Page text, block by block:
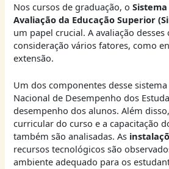
Nos cursos de graduação, o
Avaliação da Educação Superior
um papel crucial. A avaliação desses
consideração vários fatores, como
extensão.
Um dos componentes desse sistema
Nacional de Desempenho dos
desempenho dos alunos. Além
curricular do curso e a capacitação
também são analisadas. As
recursos tecnológicos são
ambiente adequado para os